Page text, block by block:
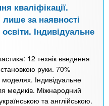
кваліфікації.
за наявності
Індивідуальне
12 технік введення
руки. 70%
Індивідуальне
медиків. Міжнародний
та англійською.